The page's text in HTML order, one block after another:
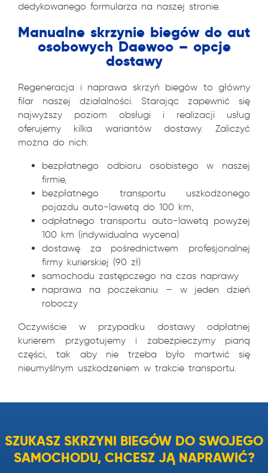
dedykowanego formularza na naszej stronie.
Manualne skrzynie biegów do aut
osobowych Daewoo – opcje
dostawy
Regeneracja i naprawa skrzyń biegów to główny
filar naszej działalności. Starając zapewnić się
najwyższy poziom obsługi i realizacji usług
oferujemy kilka wariantów dostawy. Zaliczyć
można do nich:
bezpłatnego odbioru osobistego w naszej
firmie,
bezpłatnego transportu uszkodzonego
pojazdu auto-lawetą do 100 km,
odpłatnego transportu auto-lawetą powyżej
100 km (indywidualna wycena)
dostawę za pośrednictwem profesjonalnej
firmy kurierskiej (90 zł)
samochodu zastępczego na czas naprawy
naprawa na poczekaniu – w jeden dzień
roboczy
Oczywiście w przypadku dostawy odpłatnej
kurierem przygotujemy i zabezpieczymy pianą
części, tak aby nie trzeba było martwić się
nieumyślnym uszkodzeniem w trakcie transportu.
SZUKASZ SKRZYNI BIEGÓW DO SWOJEGO
SAMOCHODU, CHCESZ JĄ NAPRAWIĆ?